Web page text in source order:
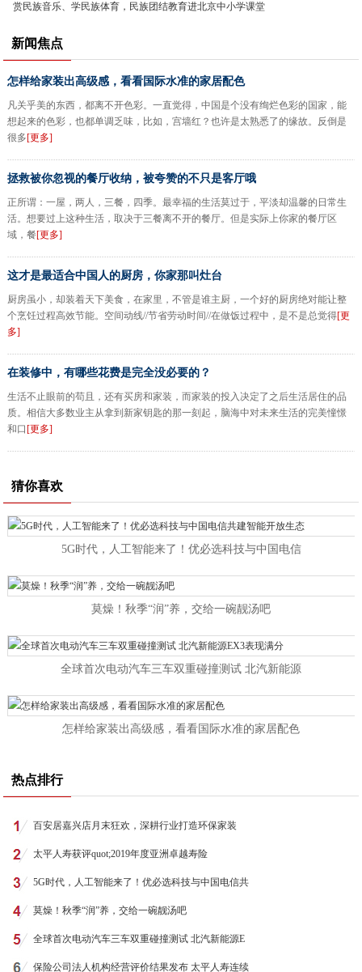
赏民族音乐、学民族体育，民族团结教育进北京中小学课堂
新闻焦点
怎样给家装出高级感，看看国际水准的家居配色
凡关乎美的东西，都离不开色彩。一直觉得，中国是个没有绚烂色彩的国家，能
想起来的色彩，也都单调乏味，比如，宫墙红？也许是太熟悉了的缘故。反倒是
很多[更多]
拯救被你忽视的餐厅收纳，被夸赞的不只是客厅哦
正所谓：一屋，两人，三餐，四季。最幸福的生活莫过于，平淡却温馨的日常生
活。想要过上这种生活，取决于三餐离不开的餐厅。但是实际上你家的餐厅区
域，餐[更多]
这才是最适合中国人的厨房，你家那叫灶台
厨房虽小，却装着天下美食，在家里，不管是谁主厨，一个好的厨房绝对能让整
个烹饪过程高效节能。空间动线//节省劳动时间//在做饭过程中，是不是总觉得[更
多]
在装修中，有哪些花费是完全没必要的？
生活不止眼前的苟且，还有买房和家装，而家装的投入决定了之后生活居住的品
质。相信大多数业主从拿到新家钥匙的那一刻起，脑海中对未来生活的完美憧憬
和口 [更多]
猜你喜欢
5G时代，人工智能来了！优必选科技与中国电信
莫燥！秋季“润”养，交给一碗靓汤吧
全球首次电动汽车三车双重碰撞测试 北汽新能源
怎样给家装出高级感，看看国际水准的家居配色
热点排行
百安居嘉兴店月末狂欢，深耕行业打造环保家装
太平人寿获评quot;2019年度亚洲卓越寿险
5G时代，人工智能来了！优必选科技与中国电信共
莫燥！秋季“润”养，交给一碗靓汤吧
全球首次电动汽车三车双重碰撞测试 北汽新能源E
保险公司法人机构经营评价结果发布 太平人寿连续